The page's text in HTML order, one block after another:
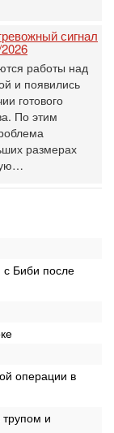
сигнал
работы над
и появились
готового
По этим
размерах
с Биби после
операции в
и